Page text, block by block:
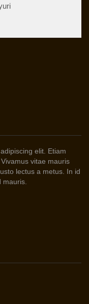
elit. Etiam
vitae mauris
lectus a metus. In id
mauris.